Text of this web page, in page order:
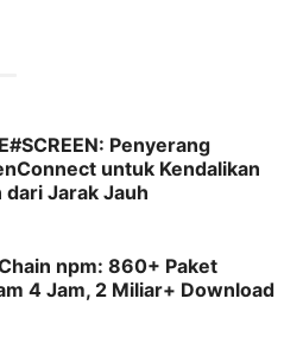
Penyerang
untuk Kendalikan
dari Jarak Jauh
npm: 860+ Paket
4 Jam, 2 Miliar+ Download